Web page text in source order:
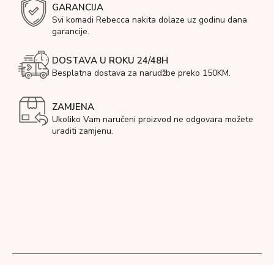
GARANCIJA
Svi komadi Rebecca nakita dolaze uz godinu dana
garancije.
DOSTAVA U ROKU 24/48H
Besplatna dostava za narudžbe preko 150KM.
ZAMJENA
Ukoliko Vam naručeni proizvod ne odgovara možete
uraditi zamjenu.